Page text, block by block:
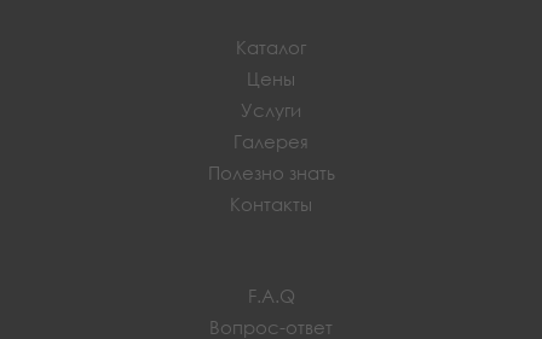
Каталог
Цены
Услуги
Галерея
Полезно знать
Контакты
F.A.Q
Вопрос-ответ